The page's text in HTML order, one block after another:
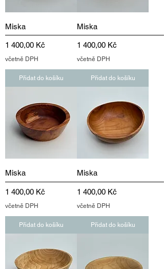
Miska
Cena
1 400,00 Kč
včetně DPH
Přidat do košíku
Miska
Cena
1 400,00 Kč
včetně DPH
Přidat do košíku
Miska
Cena
1 400,00 Kč
včetně DPH
Přidat do košíku
Miska
Cena
1 400,00 Kč
včetně DPH
Přidat do košíku